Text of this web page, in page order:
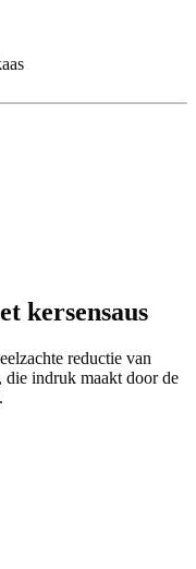
kersensaus
reductie van
die indruk maakt door de